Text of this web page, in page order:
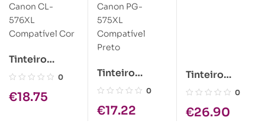
Tinteiro
Canon CL-
Compatível
0
€18.75
Tinteiro
Canon PG-
Compatível
0
€17.22
Tinteiro
Canon CL-561
Tricolor
0
€26.90